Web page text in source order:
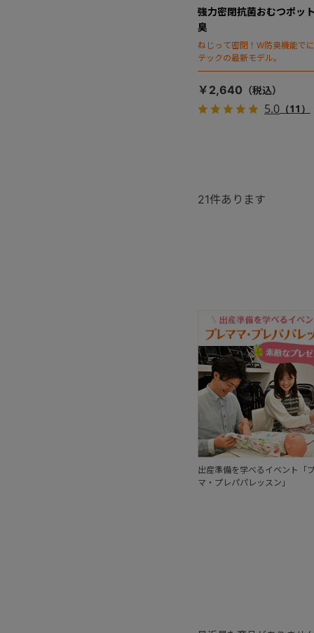
強力密閉抗菌おむつポッ
臭
ねじって密閉！W防臭機能で
テックの最新モデル。
￥2,640
5.0 （11）
21件あります
出産準備を学べるイベント「
マ・プレパパレッスン」